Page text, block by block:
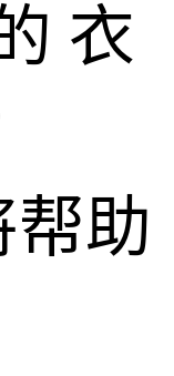
衣
助